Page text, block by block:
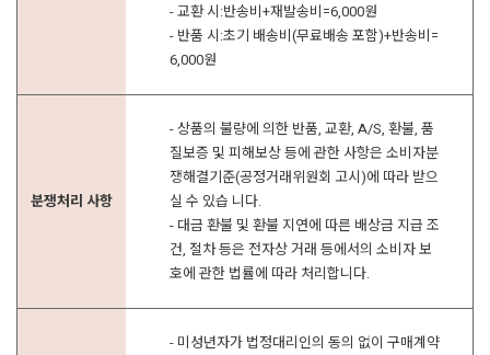
- 교환 시:반송비+재발송비=6,000원
- 반품 시:초기 배송비(무료배송 포함)+반송비=
6,000원
분쟁처리 사항
- 상품의 불량에 의한 반품, 교환, A/S, 환불, 품
질보증 및 피해보상 등에 관한 사항은 소비자분
쟁해결기준(공정거래위원회 고시)에 따라 받으
실 수 있습 니다.
- 대금 환불 및 환불 지연에 따른 배상금 지급 조
건, 절차 등은 전자상 거래 등에서의 소비자 보
호에 관한 법률에 따라 처리합니다.
- 미성년자가 법정대리인의 동의 없이 구매계약